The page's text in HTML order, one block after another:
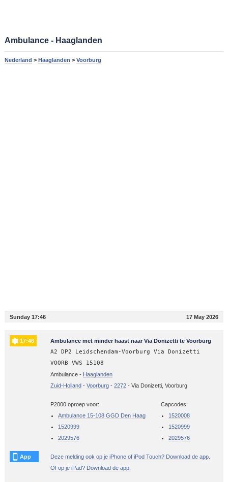
Ambulance - Haaglanden
Nederland > Haaglanden > Voorburg
Sunday 17:46 17 May 2026
17:46 Ambulance met minder haast naar Via Donizetti te Voorburg
A2 DP2 Leidschendam-Voorburg Via Donizetti
VOORB VWS 15108
Ambulance - Haaglanden
Zuid-Holland- Voorburg- 2272- Via Donizetti, Voorburg
P2000 oproep voor:
Ambulance 15-108 GGD Den Haag
1520999
2029576
Capcodes:
1520008
1520999
2029576
App
Deze melding ook op je iPhone of iPod Touch? Download de app.
Of op je iPad? Download de app.